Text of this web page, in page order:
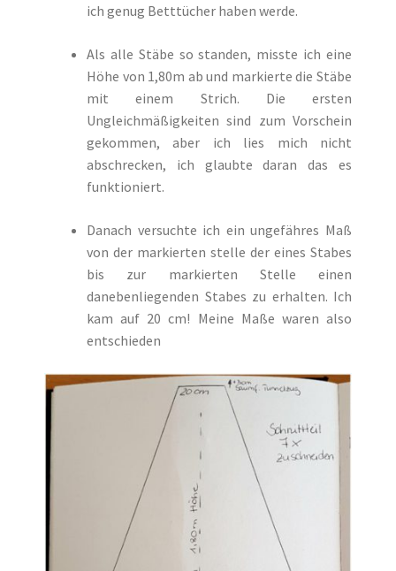
ich genug Betttücher haben werde.
Als alle Stäbe so standen, misste ich eine
Höhe von 1,80m ab und markierte die Stäbe
mit einem Strich. Die ersten
Ungleichmäßigkeiten sind zum Vorschein
gekommen, aber ich lies mich nicht
abschrecken, ich glaubte daran das es
funktioniert.
Danach versuchte ich ein ungefähres Maß
von der markierten stelle der eines Stabes
bis zur markierten Stelle einen
danebenliegenden Stabes zu erhalten. Ich
kam auf 20 cm! Meine Maße waren also
entschieden